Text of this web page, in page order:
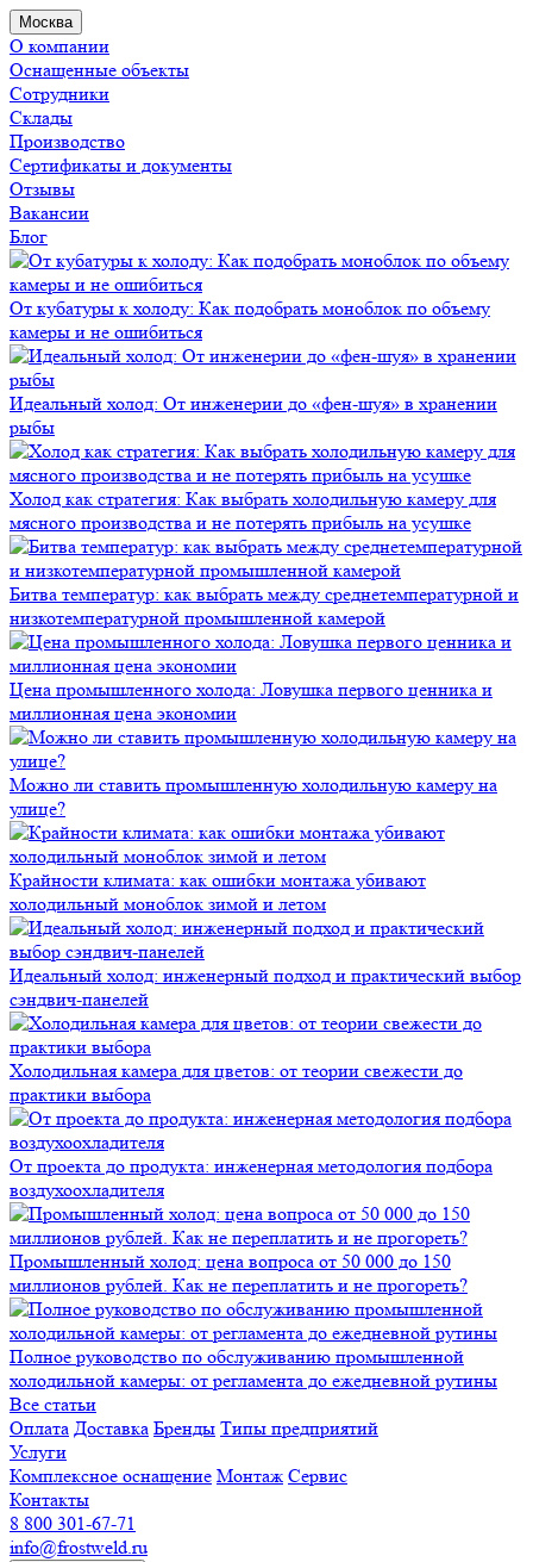
Москва
О компании
Оснащенные объекты
Сотрудники
Склады
Производство
Сертификаты и документы
Отзывы
Вакансии
Блог
От кубатуры к холоду: Как подобрать моноблок по объему
камеры и не ошибиться
Идеальный холод: От инженерии до «фен-шуя» в хранении
рыбы
Холод как стратегия: Как выбрать холодильную камеру для
мясного производства и не потерять прибыль на усушке
Битва температур: как выбрать между среднетемпературной и
низкотемпературной промышленной камерой
Цена промышленного холода: Ловушка первого ценника и
миллионная цена экономии
Можно ли ставить промышленную холодильную камеру на
улице?
Крайности климата: как ошибки монтажа убивают
холодильный моноблок зимой и летом
Идеальный холод: инженерный подход и практический выбор
сэндвич-панелей
Холодильная камера для цветов: от теории свежести до
практики выбора
От проекта до продукта: инженерная методология подбора
воздухоохладителя
Промышленный холод: цена вопроса от 50 000 до 150
миллионов рублей. Как не переплатить и не прогореть?
Полное руководство по обслуживанию промышленной
холодильной камеры: от регламента до ежедневной рутины
Все статьи
Оплата Доставка Бренды Типы предприятий
Услуги
Комплексное оснащение Монтаж Сервис
Контакты
8 800 301-67-71
info@frostweld.ru